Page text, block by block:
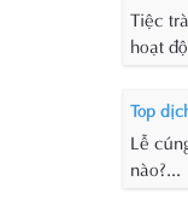
Tiệc
hoạt
Top
Lễ
nào?...